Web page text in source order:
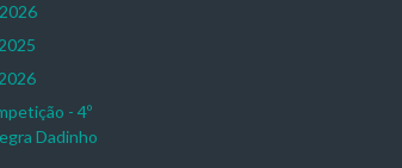
- 4º
Dadinho